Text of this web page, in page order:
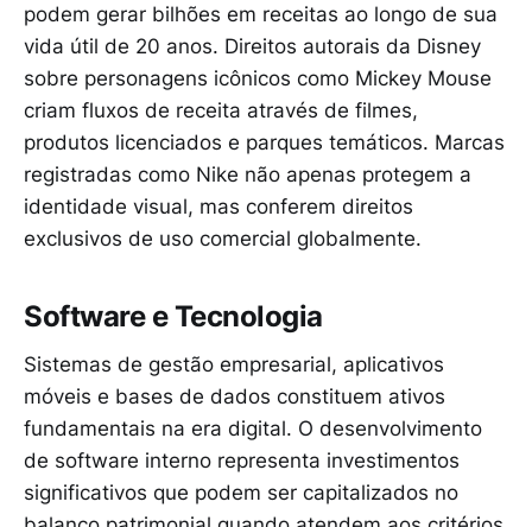
podem gerar bilhões em receitas ao longo de sua
vida útil de 20 anos. Direitos autorais da Disney
sobre personagens icônicos como Mickey Mouse
criam fluxos de receita através de filmes,
produtos licenciados e parques temáticos. Marcas
registradas como Nike não apenas protegem a
identidade visual, mas conferem direitos
exclusivos de uso comercial globalmente.
Software e Tecnologia
Sistemas de gestão empresarial, aplicativos
móveis e bases de dados constituem ativos
fundamentais na era digital. O desenvolvimento
de software interno representa investimentos
significativos que podem ser capitalizados no